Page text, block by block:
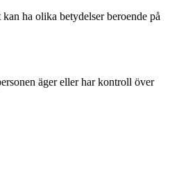
ha olika betydelser beroende på
äger eller har kontroll över